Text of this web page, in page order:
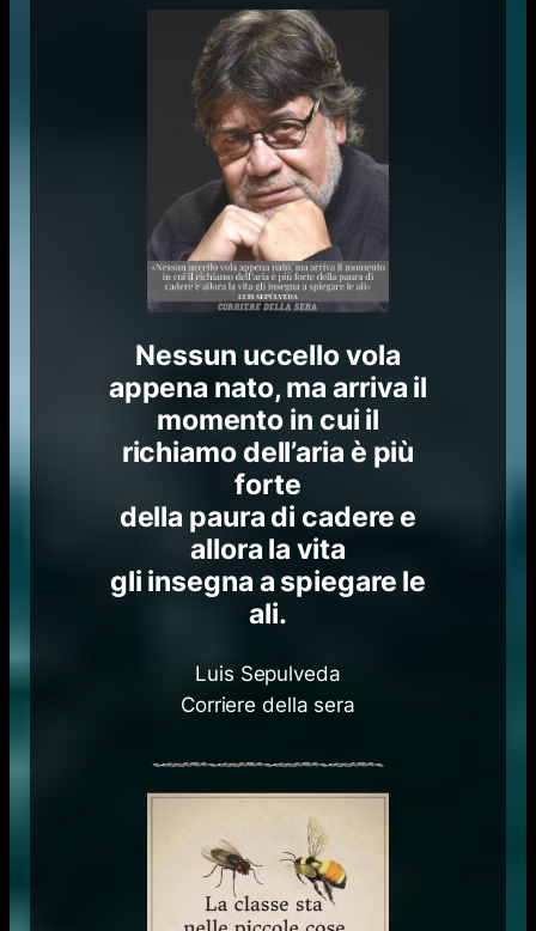
Nessun uccello vola
appena nato, ma arriva il
momento in cui il
richiamo dell’aria è più
forte
della paura di cadere e
allora la vita
gli insegna a spiegare le
ali.
Luis Sepulveda
Corriere della sera